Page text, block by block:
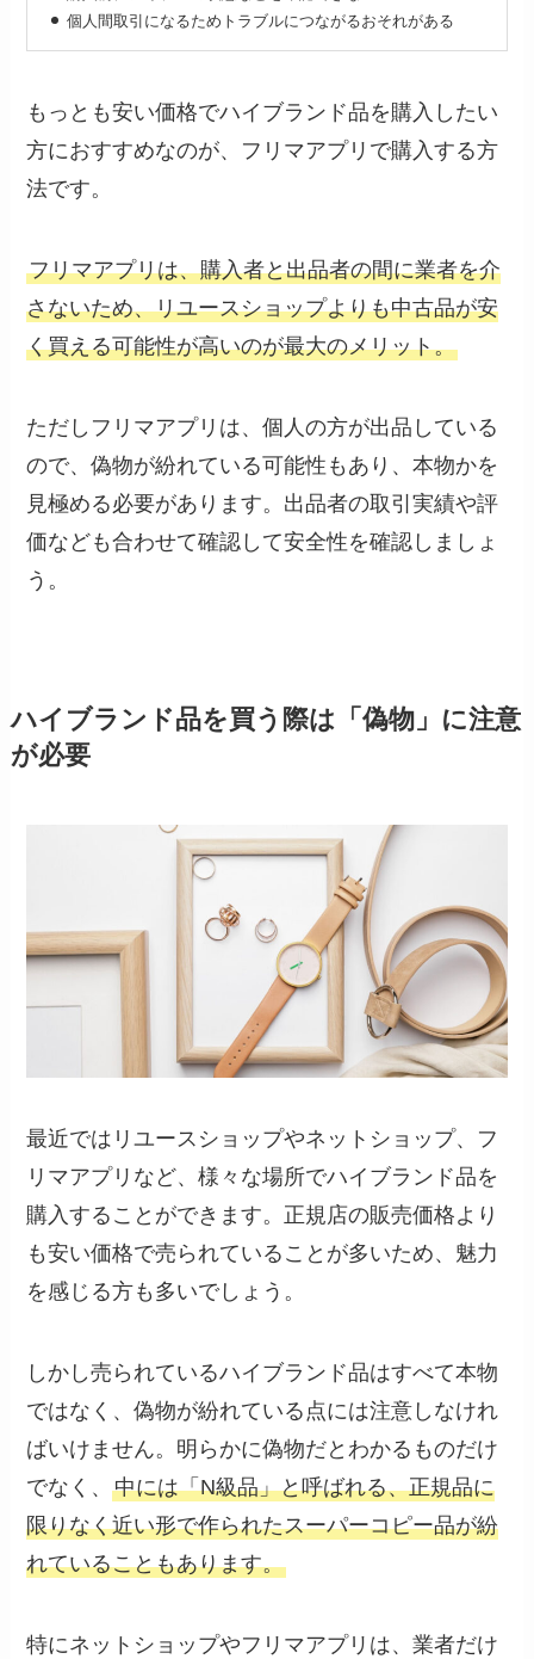
個人間取引になるためトラブルにつながるおそれがある
もっとも安い価格でハイブランド品を購入したい
方におすすめなのが、フリマアプリで購入する方
法です。
フリマアプリは、購入者と出品者の間に業者を介
さないため、リユースショップよりも中古品が安
く買える可能性が高いのが最大のメリット。
ただしフリマアプリは、個人の方が出品している
ので、偽物が紛れている可能性もあり、本物かを
見極める必要があります。出品者の取引実績や評
価なども合わせて確認して安全性を確認しましょ
う。
ハイブランド品を買う際は「偽物」に注意
が必要
最近ではリユースショップやネットショップ、フ
リマアプリなど、様々な場所でハイブランド品を
購入することができます。正規店の販売価格より
も安い価格で売られていることが多いため、魅力
を感じる方も多いでしょう。
しかし売られているハイブランド品はすべて本物
ではなく、偽物が紛れている点には注意しなけれ
ばいけません。明らかに偽物だとわかるものだけ
でなく、中には「N級品」と呼ばれる、正規品に
限りなく近い形で作られたスーパーコピー品が紛
れていることもあります。
特にネットショップやフリマアプリは、業者だけ